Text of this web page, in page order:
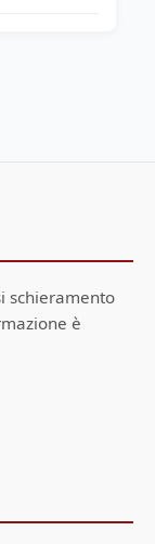
schieramento
è